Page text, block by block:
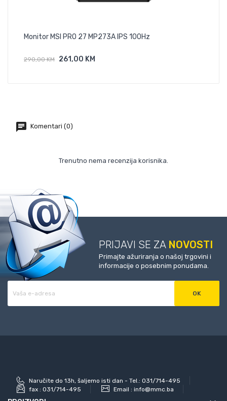
Monitor MSI PRO 27 MP273A IPS 100Hz
290,00 KM 261,00 KM
Dodaj U Košaricu
Komentari (0)
Trenutno nema recenzija korisnika.
PRIJAVI SE ZA NOVOSTI
Primajte ažuriranja o našoj trgovini i
informacije o posebnim ponudama.
Naručite do 13h, šaljemo isti dan - Tel.: 031/714-495
fax : 031/714-495 Email : info@mmc.ba